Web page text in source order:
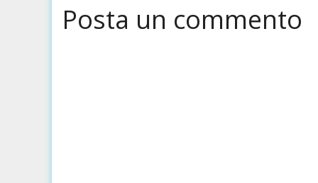
Posta un commento